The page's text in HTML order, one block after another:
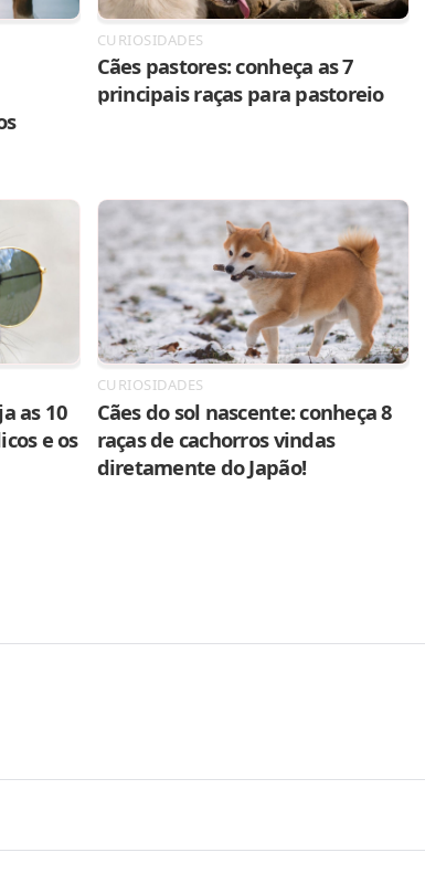
CURIOSIDADES
Cães pastores: conheça as 7
principais raças para pastoreio
as 10
e os
CURIOSIDADES
Cães do sol nascente: conheça 8
raças de cachorros vindas
diretamente do Japão!